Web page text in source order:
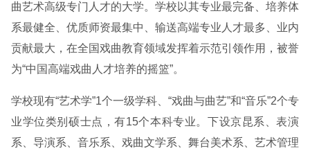
曲艺术高级专门人才的大学。学校以其专业最完备、培养体
系最健全、优质师资最集中、输送高端专业人才最多、业内
贡献最大，在全国戏曲教育领域发挥着示范引领作用，被誉
为“中国高端戏曲人才培养的摇篮”。
学校现有“艺术学”1个一级学科、“戏曲与曲艺”和“音乐”2个专
业学位类别硕士点，有15个本科专业。下设京昆系、表演
系、导演系、音乐系、戏曲文学系、舞台美术系、艺术管理